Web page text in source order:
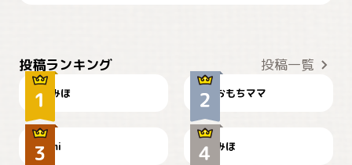
投稿ランキング 投稿一覧
みほ おもちママ
可愛い？
mi
見てるぞぉ
みほ
🌻とむぎ！
ドーベルマンのお友達邸に
て